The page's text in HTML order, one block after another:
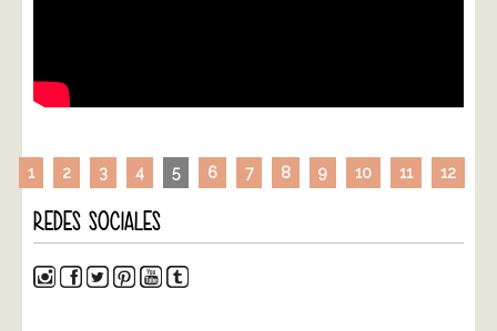
1 2 3 4 5 6 7 8 9 10 11 12
REDES SOCIALES